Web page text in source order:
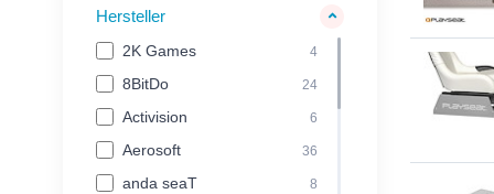
Mäuse
127
Hersteller
2K Games 4
8BitDo 24
Activision 6
Aerosoft 36
anda seaT 8